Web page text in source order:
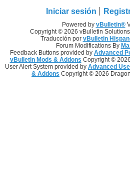
Iniciar sesión
Powered by vBulletin®
Copyright © 2026 vBulletin
Traducción por vBulletin
Forum Modifications By
Feedback Buttons provided by Advanced
vBulletin Mods & Addons Copyright ©
User Alert System provided by Advanced
& Addons Copyright © 2026